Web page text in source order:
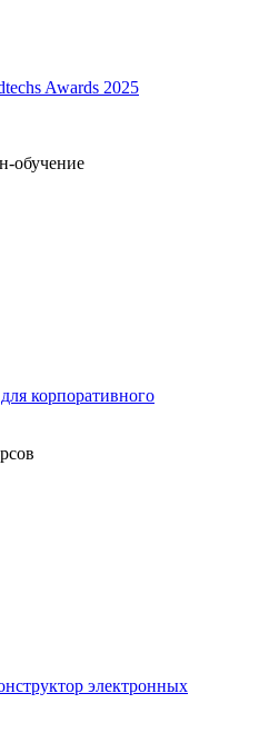
Awards 2025
обучение
корпоративного
электронных